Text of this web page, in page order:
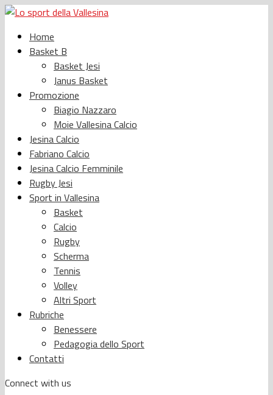
Home
Basket B
Basket Jesi
Janus Basket
Promozione
Biagio Nazzaro
Moie Vallesina Calcio
Jesina Calcio
Fabriano Calcio
Jesina Calcio Femminile
Rugby Jesi
Sport in Vallesina
Basket
Calcio
Rugby
Scherma
Tennis
Volley
Altri Sport
Rubriche
Benessere
Pedagogia dello Sport
Contatti
Connect with us